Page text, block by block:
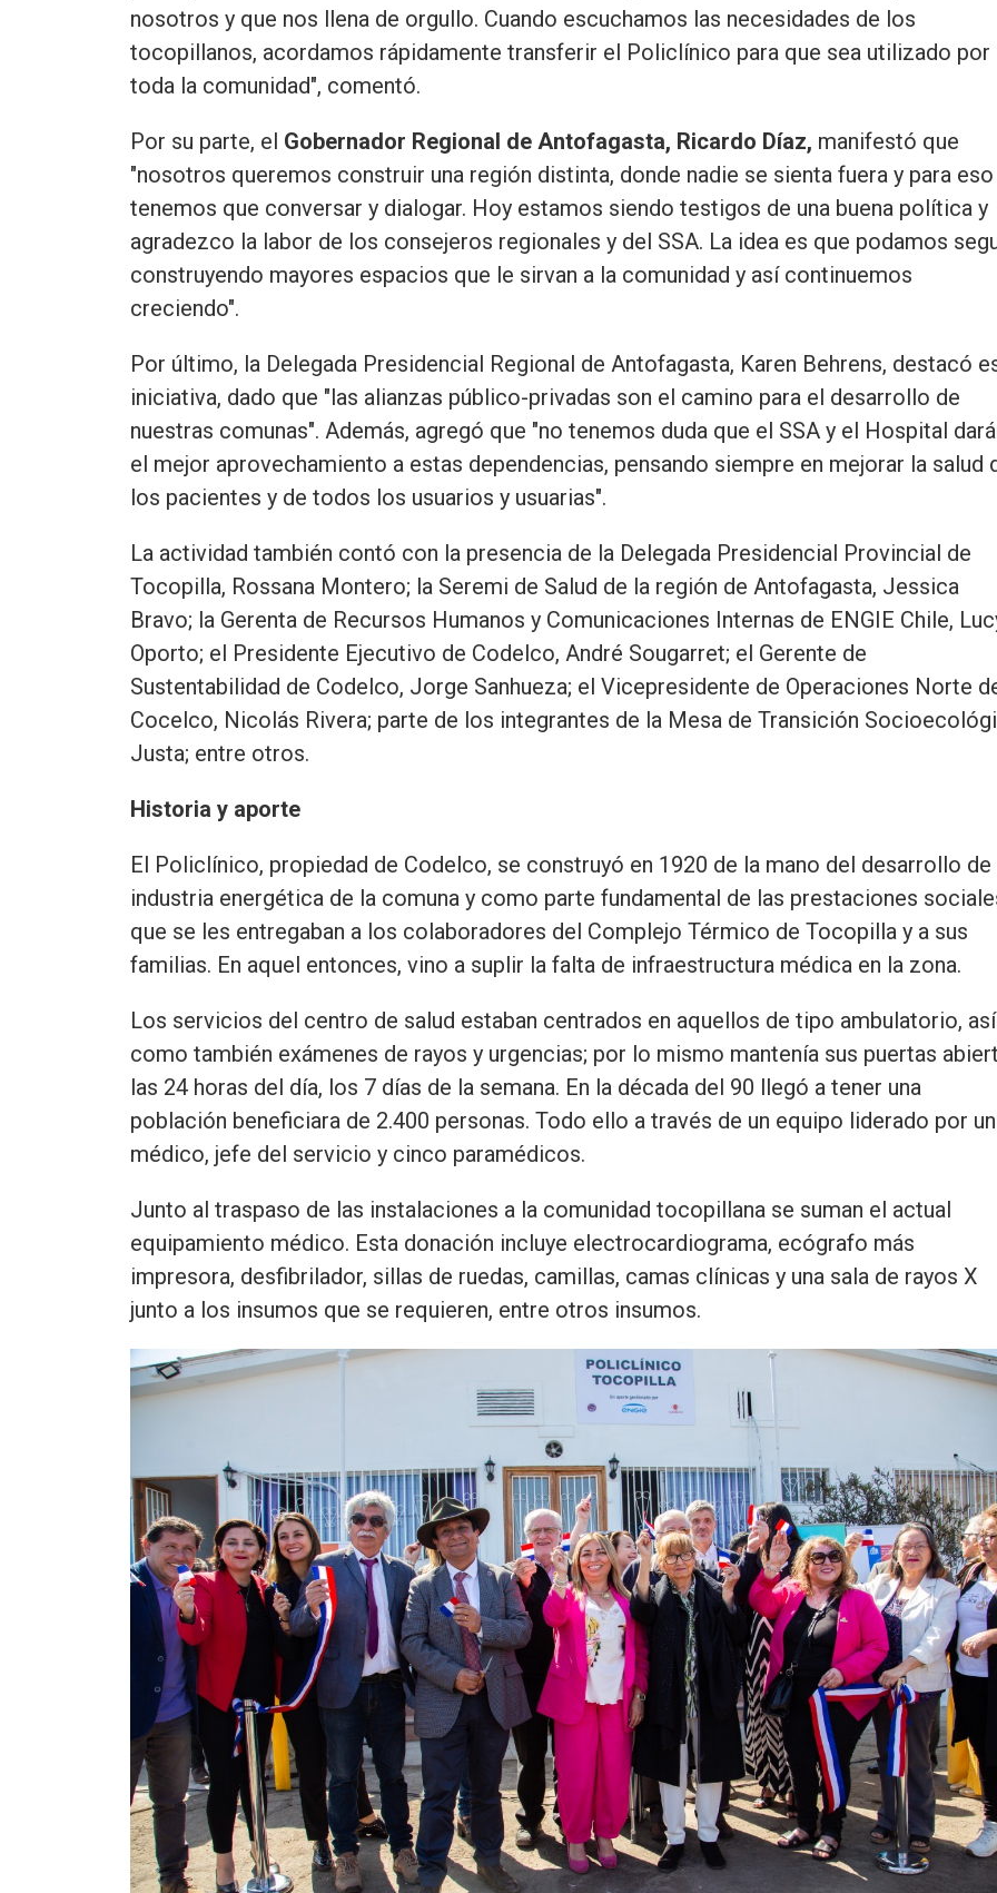
nosotros y que nos llena de orgullo. Cuando escuchamos las necesidades de los
tocopillanos, acordamos rápidamente transferir el Policlínico para que sea utilizado por
toda la comunidad", comentó.
Por su parte, el Gobernador Regional de Antofagasta, Ricardo Díaz, manifestó que
"nosotros queremos construir una región distinta, donde nadie se sienta fuera y para eso
tenemos que conversar y dialogar. Hoy estamos siendo testigos de una buena política y
agradezco la labor de los consejeros regionales y del SSA. La idea es que podamos
construyendo mayores espacios que le sirvan a la comunidad y así continuemos
creciendo".
Por último, la Delegada Presidencial Regional de Antofagasta, Karen Behrens, destacó
iniciativa, dado que "las alianzas público-privadas son el camino para el desarrollo de
nuestras comunas". Además, agregó que "no tenemos duda que el SSA y el Hospital
el mejor aprovechamiento a estas dependencias, pensando siempre en mejorar la salud
los pacientes y de todos los usuarios y usuarias".
La actividad también contó con la presencia de la Delegada Presidencial Provincial de
Tocopilla, Rossana Montero; la Seremi de Salud de la región de Antofagasta, Jessica
Bravo; la Gerenta de Recursos Humanos y Comunicaciones Internas de ENGIE Chile,
Oporto; el Presidente Ejecutivo de Codelco, André Sougarret; el Gerente de
Sustentabilidad de Codelco, Jorge Sanhueza; el Vicepresidente de Operaciones Norte
Cocelco, Nicolás Rivera; parte de los integrantes de la Mesa de Transición
Justa; entre otros.
Historia y aporte
El Policlínico, propiedad de Codelco, se construyó en 1920 de la mano del desarrollo de
industria energética de la comuna y como parte fundamental de las prestaciones
que se les entregaban a los colaboradores del Complejo Térmico de Tocopilla y a sus
familias. En aquel entonces, vino a suplir la falta de infraestructura médica en la zona.
Los servicios del centro de salud estaban centrados en aquellos de tipo ambulatorio, así
como también exámenes de rayos y urgencias; por lo mismo mantenía sus puertas
las 24 horas del día, los 7 días de la semana. En la década del 90 llegó a tener una
población beneficiara de 2.400 personas. Todo ello a través de un equipo liderado por un
médico, jefe del servicio y cinco paramédicos.
Junto al traspaso de las instalaciones a la comunidad tocopillana se suman el actual
equipamiento médico. Esta donación incluye electrocardiograma, ecógrafo más
impresora, desfibrilador, sillas de ruedas, camillas, camas clínicas y una sala de rayos X
junto a los insumos que se requieren, entre otros insumos.